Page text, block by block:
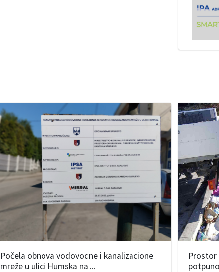
Počela obnova vodovodne i kanalizacione
mreže u ulici Humska na ...
Prostor